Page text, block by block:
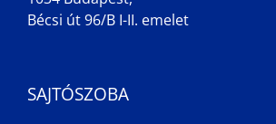
Bécsi út 96/B I-II. emelet
SAJTÓSZOBA